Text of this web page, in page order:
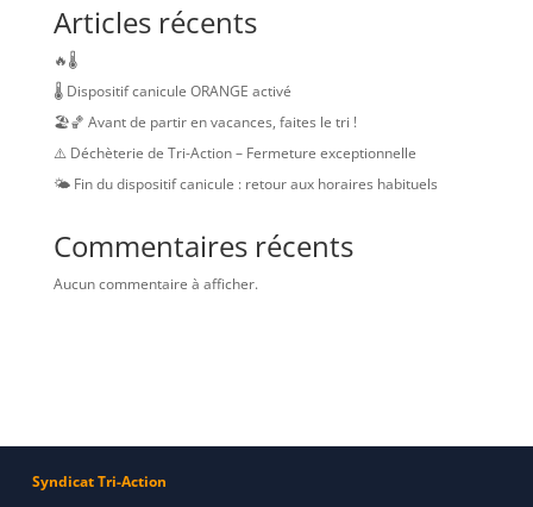
Articles récents
🔥🌡️
🌡️ Dispositif canicule ORANGE activé
🏖️🏀 Avant de partir en vacances, faites le tri !
⚠️ Déchèterie de Tri-Action – Fermeture exceptionnelle
🌤️ Fin du dispositif canicule : retour aux horaires habituels
Commentaires récents
Aucun commentaire à afficher.
Syndicat Tri-Action